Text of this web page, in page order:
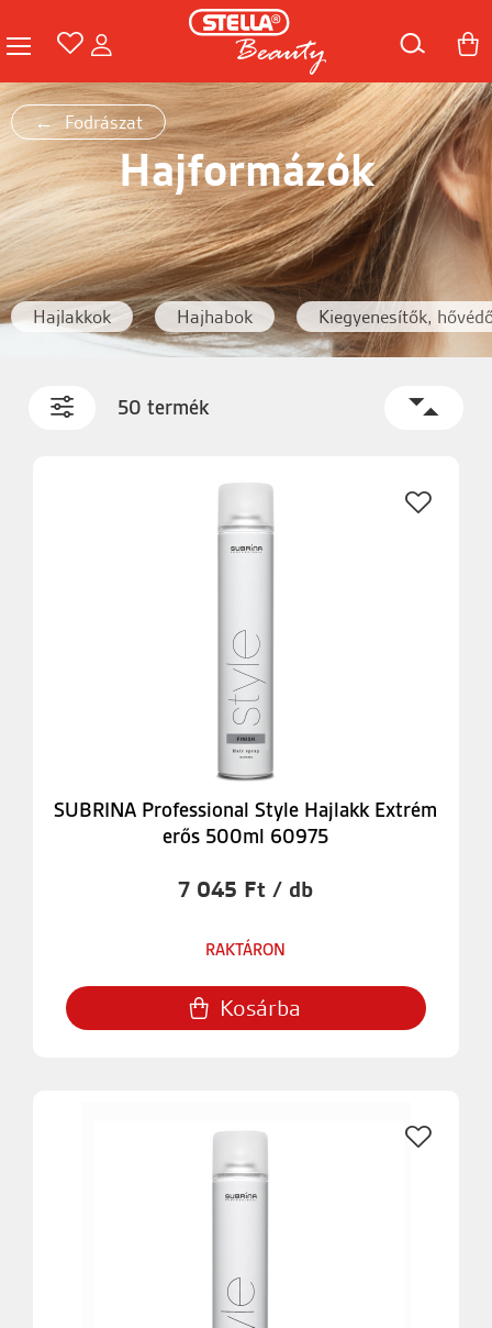
Fodrászat
Hajformázók
Hajlakkok Hajhabok Kiegyenesítők,
50 termék
SUBRINA Professional Style Hajlakk Extrém
erős 500ml 60975
7 045 Ft / db
RAKTÁRON
Kosárba